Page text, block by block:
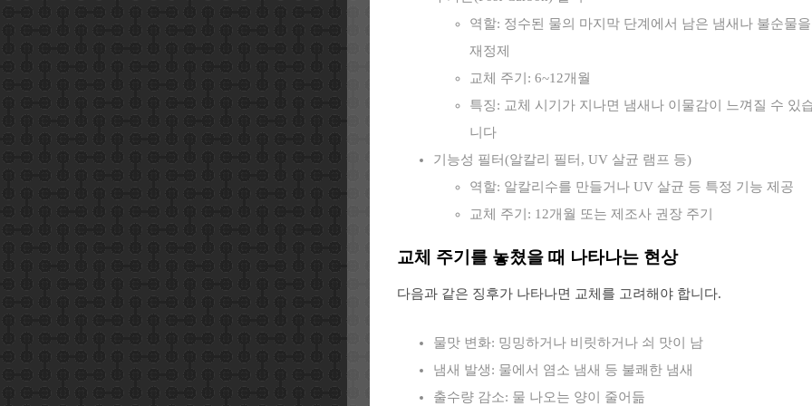
역할: 정수된 물의 마지막 단계에서 남은 냄새나 불순물을
재정제
교체 주기: 6~12개월
특징: 교체 시기가 지나면 냄새나 이물감이 느껴질 수 있
니다
기능성 필터(알칼리 필터, UV 살균 램프 등)
역할: 알칼리수를 만들거나 UV 살균 등 특정 기능 제공
교체 주기: 12개월 또는 제조사 권장 주기
교체 주기를 놓쳤을 때 나타나는 현상
다음과 같은 징후가 나타나면 교체를 고려해야 합니다.
물맛 변화: 밍밍하거나 비릿하거나 쇠 맛이 남
냄새 발생: 물에서 염소 냄새 등 불쾌한 냄새
출수량 감소: 물 나오는 양이 줄어듦